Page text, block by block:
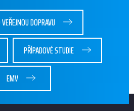
DOPRAVU
PŘÍPADOVÉ STUDIE
EMV